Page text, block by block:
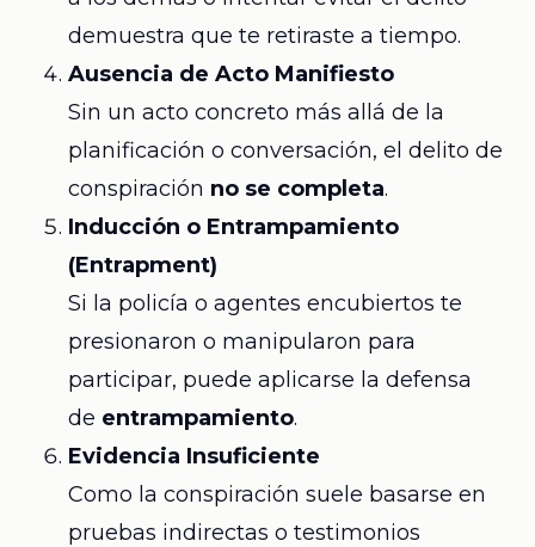
demuestra que te retiraste a tiempo.
Ausencia de Acto Manifiesto
Sin un acto concreto más allá de la
planificación o conversación, el delito de
conspiración no se completa.
Inducción o Entrampamiento
(Entrapment)
Si la policía o agentes encubiertos te
presionaron o manipularon para
participar, puede aplicarse la defensa
de entrampamiento.
Evidencia Insuficiente
Como la conspiración suele basarse en
pruebas indirectas o testimonios